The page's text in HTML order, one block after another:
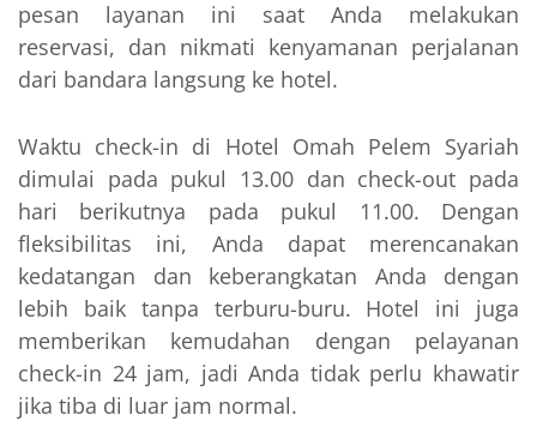
pesan layanan ini saat Anda melakukan
reservasi, dan nikmati kenyamanan perjalanan
dari bandara langsung ke hotel.
Waktu check-in di Hotel Omah Pelem Syariah
dimulai pada pukul 13.00 dan check-out pada
hari berikutnya pada pukul 11.00. Dengan
fleksibilitas ini, Anda dapat merencanakan
kedatangan dan keberangkatan Anda dengan
lebih baik tanpa terburu-buru. Hotel ini juga
memberikan kemudahan dengan pelayanan
check-in 24 jam, jadi Anda tidak perlu khawatir
jika tiba di luar jam normal.